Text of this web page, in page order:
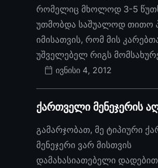
რომელიც მხოლოდ 3-5
უთმობდა საშუალოდ თითო
იმისათვის, რომ მის
უშველებელ რიგს
ივნისი 4, 2012
ქართველი მენეჯერის
გამარჯობათ, მე ტიპიური
მენეჯერი ვარ მისთვის
დამახასიათებელი